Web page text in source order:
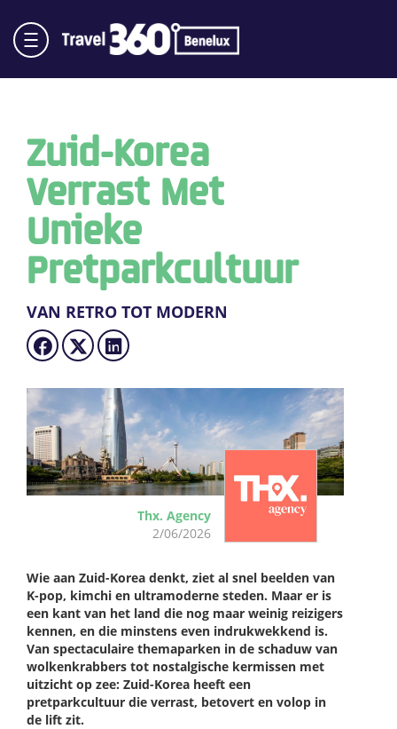
Zuid-Korea
Verrast Met
Unieke
Pretparkcultuur
VAN RETRO TOT MODERN
Thx. Agency
2/06/2026
Wie aan Zuid-Korea denkt, ziet al snel beelden van
K-pop, kimchi en ultramoderne steden. Maar er is
een kant van het land die nog maar weinig reizigers
kennen, en die minstens even indrukwekkend is.
Van spectaculaire themaparken in de schaduw van
wolkenkrabbers tot nostalgische kermissen met
uitzicht op zee: Zuid-Korea heeft een
pretparkcultuur die verrast, betovert en volop in
de lift zit.